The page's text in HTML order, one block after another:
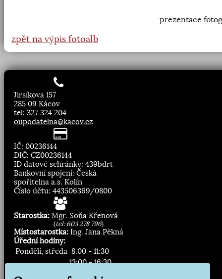
prezentace
zpět na výpis fotoalb
Jirsíkova 157
285 09 Kácov
tel: 327 324 204
oupodatelna@kacov.cz
IČ: 00236144
DIČ: CZ00236144
ID datové schránky: 439bdrt
Bankovní spojení: Česká
spořitelna a.s. Kolín
Číslo účtu: 443506369/0800
Starostka: Mgr. Soňa Křenová
(tel: 603 278 796)
Místostarostka: Ing. Jana Pěkná
Úřední hodiny:
Pondělí, středa 8.00 - 11:30
13:00 - 16:30